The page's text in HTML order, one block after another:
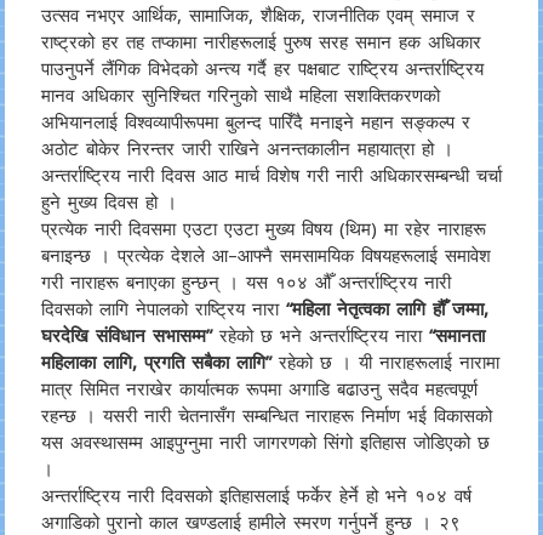
उत्सव नभएर आर्थिक, सामाजिक, शैक्षिक, राजनीतिक एवम् समाज र
राष्ट्रको हर तह तप्कामा नारीहरूलाई पुरुष सरह समान हक अधिकार
पाउनुपर्ने लैंगिक विभेदको अन्त्य गर्दै हर पक्षबाट राष्ट्रिय अन्तर्राष्ट्रिय
मानव अधिकार सुनिश्चित गरिनुको साथै महिला सशक्तिकरणको
अभियानलाई विश्वव्यापीरूपमा बुलन्द पारिँदै मनाइने महान सङ्कल्प र
अठोट बोकेर निरन्तर जारी राखिने अनन्तकालीन महायात्रा हो ।
अन्तर्राष्ट्रिय नारी दिवस आठ मार्च विशेष गरी नारी अधिकारसम्बन्धी चर्चा
हुने मुख्य दिवस हो ।
प्रत्येक नारी दिवसमा एउटा एउटा मुख्य विषय (थिम) मा रहेर नाराहरू
बनाइन्छ । प्रत्येक देशले आ–आफ्नै समसामयिक विषयहरूलाई समावेश
गरी नाराहरू बनाएका हुन्छन् । यस १०४ औँ अन्तर्राष्ट्रिय नारी
दिवसको लागि नेपालको राष्ट्रिय नारा “महिला नेतृत्वका लागि हौँ जम्मा,
घरदेखि संविधान सभासम्म”रहेको छ भने अन्तर्राष्ट्रिय नारा“समानता
महिलाका लागि, प्रगति सबैका लागि”रहेको छ । यी नाराहरूलाई नारामा
मात्र सिमित नराखेर कार्यात्मक रूपमा अगाडि बढाउनु सदैव महत्वपूर्ण
रहन्छ । यसरी नारी चेतनासँग सम्बन्धित नाराहरू निर्माण भई विकासको
यस अवस्थासम्म आइपुग्नुमा नारी जागरणको सिंगो इतिहास जोडिएको छ
।
अन्तर्राष्ट्रिय नारी दिवसको इतिहासलाई फर्केर हेर्ने हो भने १०४ वर्ष
अगाडिको पुरानो काल खण्डलाई हामीले स्मरण गर्नुपर्ने हुन्छ । २९